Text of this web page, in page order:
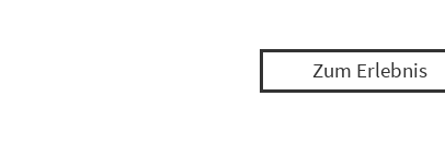
Zum Erlebnis